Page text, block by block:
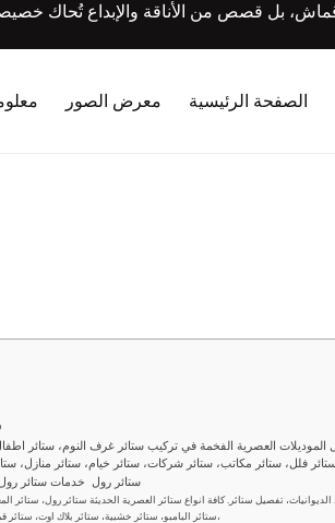
بل قصص من الأناقة والإبداع تُحاك
الصفحة الرئيسية معرض الصور
العصرية الفخمة في تركيب ستائر غرف النوم، ستائر
ستائر رول خدمات ستائر
تفصيل ستائر. كافة انواع ستائر العصرية الحديثة ستائر رول، ستائر
ستائر البامبو، ستائر خشبية، ستائر بلاك اوت، ستائر قماشية،